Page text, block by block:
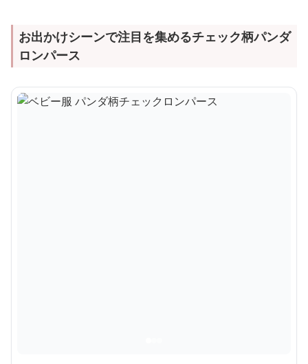
お出かけシーンで注目を集めるチェック柄パンダ
ロンパース